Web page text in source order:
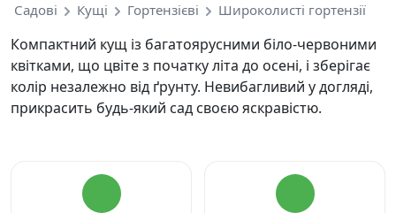
Садові Кущі Гортензієві Широколисті гортензії
Компактний кущ із багатоярусними біло-червоними
квітками, що цвіте з початку літа до осені, і зберігає
колір незалежно від ґрунту. Невибагливий у догляді,
прикрасить будь-який сад своєю яскравістю.